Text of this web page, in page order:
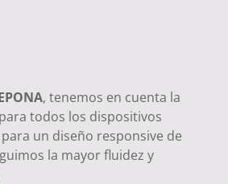
, tenemos en cuenta la
todos los dispositivos
un diseño responsive de
la mayor fluidez y